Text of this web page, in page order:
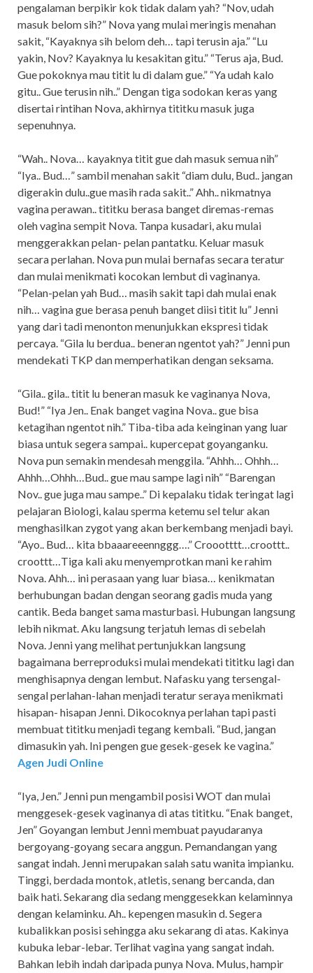
pengalaman berpikir kok tidak dalam yah? “Nov, udah
masuk belom sih?” Nova yang mulai meringis menahan
sakit, “Kayaknya sih belom deh… tapi terusin aja.” “Lu
yakin, Nov? Kayaknya lu kesakitan gitu.” “Terus aja, Bud.
Gue pokoknya mau titit lu di dalam gue.” “Ya udah kalo
gitu.. Gue terusin nih..” Dengan tiga sodokan keras yang
disertai rintihan Nova, akhirnya tititku masuk juga
sepenuhnya.
“Wah.. Nova… kayaknya titit gue dah masuk semua nih”
“Iya.. Bud…” sambil menahan sakit “diam dulu, Bud.. jangan
digerakin dulu..gue masih rada sakit..” Ahh.. nikmatnya
vagina perawan.. tititku berasa banget diremas-remas
oleh vagina sempit Nova. Tanpa kusadari, aku mulai
menggerakkan pelan- pelan pantatku. Keluar masuk
secara perlahan. Nova pun mulai bernafas secara teratur
dan mulai menikmati kocokan lembut di vaginanya.
“Pelan-pelan yah Bud… masih sakit tapi dah mulai enak
nih… vagina gue berasa penuh banget diisi titit lu” Jenni
yang dari tadi menonton menunjukkan ekspresi tidak
percaya. “Gila lu berdua.. beneran ngentot yah?” Jenni pun
mendekati TKP dan memperhatikan dengan seksama.
“Gila.. gila.. titit lu beneran masuk ke vaginanya Nova,
Bud!” “Iya Jen.. Enak banget vagina Nova.. gue bisa
ketagihan ngentot nih.” Tiba-tiba ada keinginan yang luar
biasa untuk segera sampai.. kupercepat goyanganku.
Nova pun semakin mendesah menggila. “Ahhh… Ohhh…
Ahhh…Ohhh…Bud.. gue mau sampe lagi nih” “Barengan
Nov.. gue juga mau sampe..” Di kepalaku tidak teringat lagi
pelajaran Biologi, kalau sperma ketemu sel telur akan
menghasilkan zygot yang akan berkembang menjadi bayi.
“Ayo.. Bud… kita bbaaareeennggg….” Croootttt…croottt..
croottt…Tiga kali aku menyemprotkan mani ke rahim
Nova. Ahh… ini perasaan yang luar biasa… kenikmatan
berhubungan badan dengan seorang gadis muda yang
cantik. Beda banget sama masturbasi. Hubungan langsung
lebih nikmat. Aku langsung terjatuh lemas di sebelah
Nova. Jenni yang melihat pertunjukkan langsung
bagaimana berreproduksi mulai mendekati tititku lagi dan
menghisapnya dengan lembut. Nafasku yang tersengal-
sengal perlahan-lahan menjadi teratur seraya menikmati
hisapan- hisapan Jenni. Dikocoknya perlahan tapi pasti
membuat tititku menjadi tegang kembali. “Bud, jangan
dimasukin yah. Ini pengen gue gesek-gesek ke vagina.”
Agen Judi Online
“Iya, Jen.” Jenni pun mengambil posisi WOT dan mulai
menggesek-gesek vaginanya di atas tititku. “Enak banget,
Jen” Goyangan lembut Jenni membuat payudaranya
bergoyang-goyang secara anggun. Pemandangan yang
sangat indah. Jenni merupakan salah satu wanita impianku.
Tinggi, berdada montok, atletis, senang bercanda, dan
baik hati. Sekarang dia sedang menggesekkan kelaminnya
dengan kelaminku. Ah.. kepengen masukin d. Segera
kubalikkan posisi sehingga aku sekarang di atas. Kakinya
kubuka lebar-lebar. Terlihat vagina yang sangat indah.
Bahkan lebih indah daripada punya Nova. Mulus, hampir